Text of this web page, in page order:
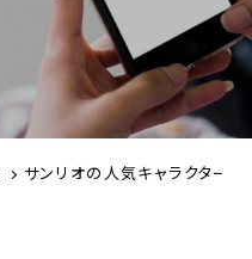
サンリオの人気キャラクター